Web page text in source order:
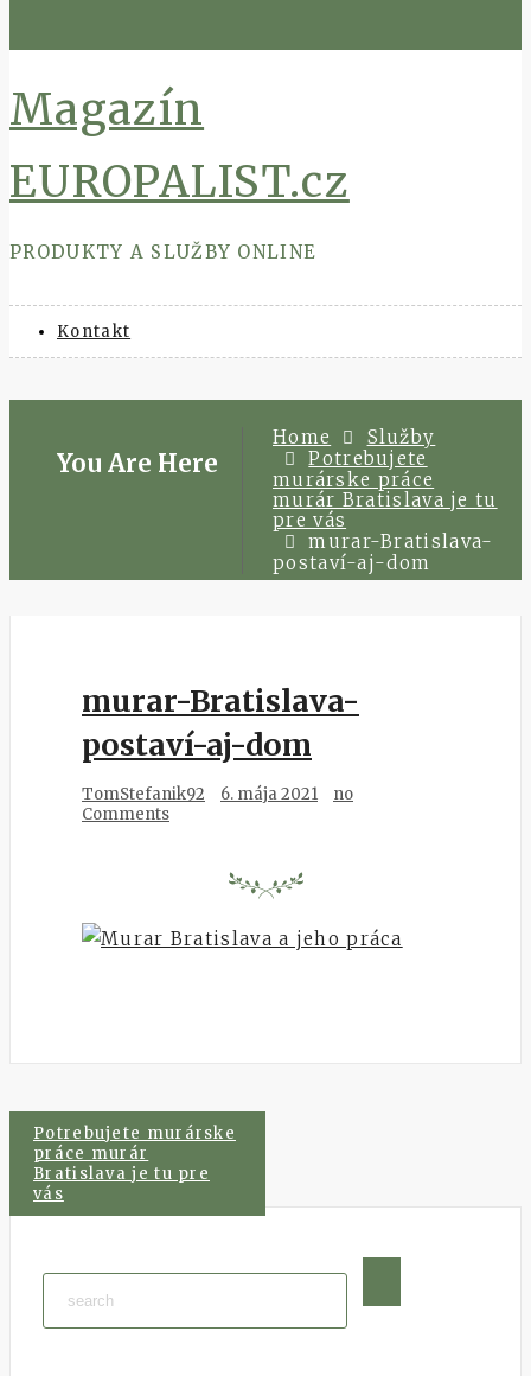
Magazín
EUROPALIST.cz
PRODUKTY A SLUŽBY ONLINE
Kontakt
You Are Here
Home
Služby
Potrebujete
murárske práce
murár Bratislava je tu
pre vás
murar-Bratislava-
postaví-aj-dom
murar-Bratislava-
postaví-aj-dom
TomStefanik92 6. mája 2021
no
Comments
Navigácia
v
článku
Potrebujete murárske
práce murár
Bratislava je tu pre
vás